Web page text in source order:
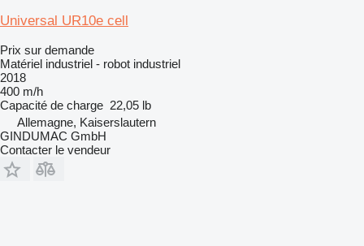
Universal UR10e cell
Prix sur demande
Matériel industriel - robot industriel
2018
400 m/h
Capacité de charge 22,05 lb
Allemagne, Kaiserslautern
GINDUMAC GmbH
Contacter le vendeur